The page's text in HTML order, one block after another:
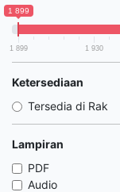
1 899
1 899 1 930
Ketersediaan
Tersedia di Rak
Lampiran
PDF
Audio